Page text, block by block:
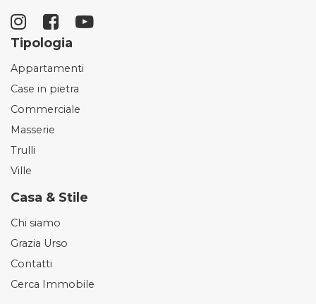
Tipologia
Appartamenti
Case in pietra
Commerciale
Masserie
Trulli
Ville
Casa & Stile
Chi siamo
Grazia Urso
Contatti
Cerca Immobile